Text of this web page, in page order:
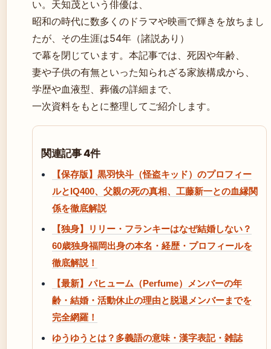
い。天知茂という俳優は、
昭和の時代に数多くのドラマや映画で輝きを放ちまし
たが、その生涯は54年（諸説あり）
で幕を閉じています。本記事では、死因や年齢、
妻や子供の有無といった知られざる家族構成から、
学歴や血液型、葬儀の詳細まで、
一次資料をもとに整理してご紹介します。
関連記事 4件
【保存版】黒羽快斗（怪盗キッド）のプロフィー
ルとIQ400、父親の死の真相、工藤新一との血縁関
係を徹底解説
【独身】リリー・フランキーはなぜ結婚しない？
60歳独身福岡出身の本名・経歴・プロフィールを
徹底解説！
【最新】パヒューム（Perfume）メンバーの年
齢・結婚・活動休止の理由と脱退メンバーまでを
完全網羅！
ゆうゆうとは？多義語の意味・漢字表記・雑誌